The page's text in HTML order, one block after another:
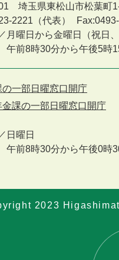
埼玉県東松山市松葉町
2221（代表）
月曜日から金曜日
（祝日
午前8時30分から午後5時
の一部日曜窓口開庁
金課の一部日曜窓口開庁
日曜日
午前8時30分から午後0時
2023